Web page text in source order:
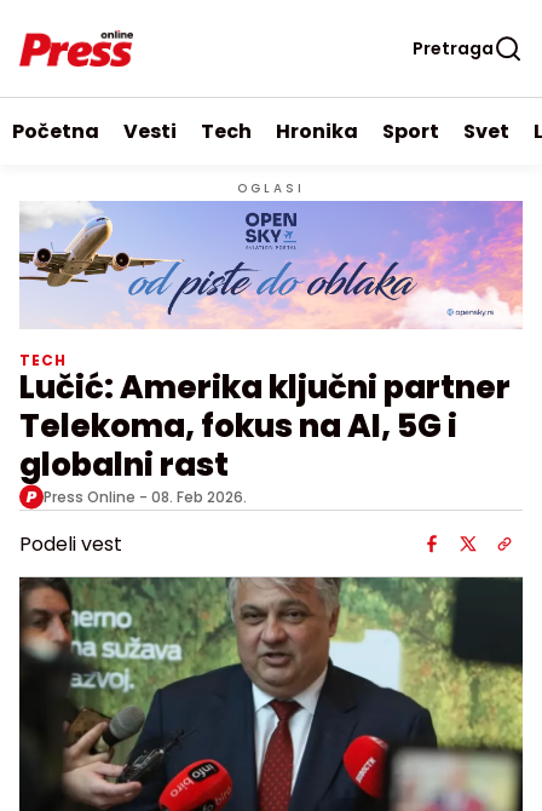
Pretraga
Početna Vesti Tech Hronika Sport Svet
OGLASI
TECH
Lučić: Amerika ključni partner
Telekoma, fokus na AI, 5G i
globalni rast
Press Online - 08. Feb 2026.
Podeli vest